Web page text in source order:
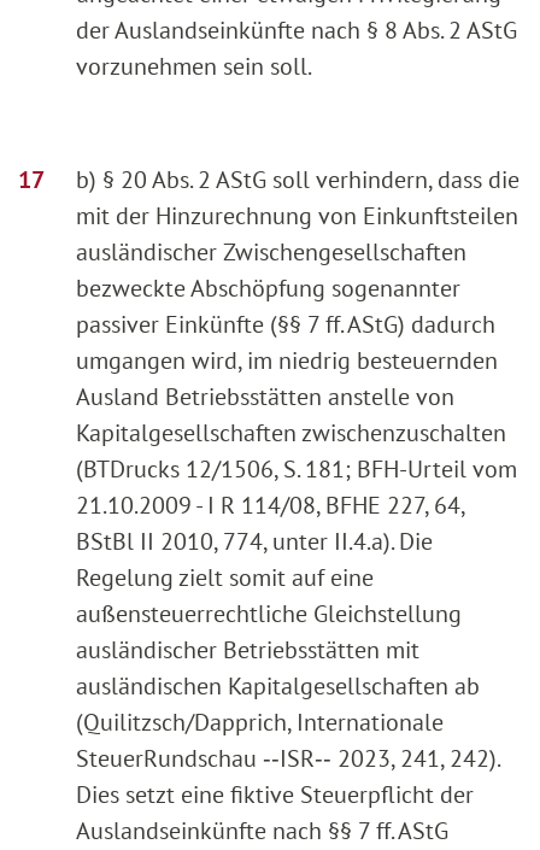
der Auslandseinkünfte nach § 8 Abs. 2 AStG
vorzunehmen sein soll.
b) § 20 Abs. 2 AStG soll verhindern, dass die
mit der Hinzurechnung von Einkunftsteilen
ausländischer Zwischengesellschaften
bezweckte Abschöpfung sogenannter
passiver Einkünfte (§§ 7 ff. AStG) dadurch
umgangen wird, im niedrig besteuernden
Ausland Betriebsstätten anstelle von
Kapitalgesellschaften zwischenzuschalten
(BTDrucks 12/1506, S. 181; BFH-Urteil vom
21.10.2009 - I R 114/08, BFHE 227, 64,
BStBl II 2010, 774, unter II.4.a). Die
Regelung zielt somit auf eine
außensteuerrechtliche Gleichstellung
ausländischer Betriebsstätten mit
ausländischen Kapitalgesellschaften ab
(Quilitzsch/Dapprich, Internationale
SteuerRundschau ‑‑ISR‑‑ 2023, 241, 242).
Dies setzt eine fiktive Steuerpflicht der
Auslandseinkünfte nach §§ 7 ff. AStG